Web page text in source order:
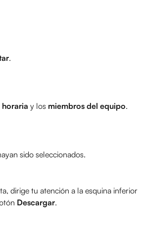
.
horaria y los miembros del equipo.
sido seleccionados.
dirige tu atención a la esquina inferior
Descargar.